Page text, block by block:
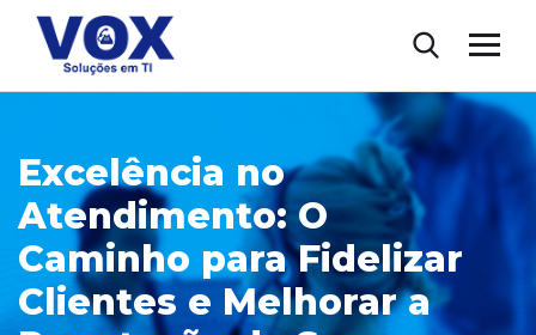
Excelência no
Atendimento: O
Caminho para Fidelizar
Clientes e Melhorar a